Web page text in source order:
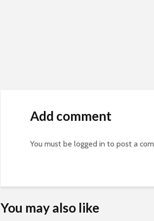
Add comment
You must be logged in to post a
You may also like